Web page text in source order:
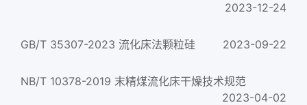
2023-12-24
GB/T 35307-2023 流化床法颗粒硅 2023-09-22
NB/T 10378-2019 末精煤流化床干燥技术规范
2023-04-02